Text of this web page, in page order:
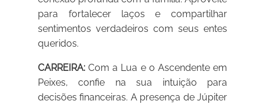
para fortalecer laços e compartilhar
sentimentos verdadeiros com seus entes
queridos.
CARREIRA: Com a Lua e o Ascendente em
Peixes, confie na sua intuição para
decisões financeiras. A presença de Júpiter